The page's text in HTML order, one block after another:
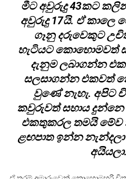
මීට අවුරුදු 43කට
අවුරුදු 17යි. ඒ
ගෑනු දරුවෙකුට
හැටියට කොහොමවත්
දැනුම ලබාගන්න
සලසාගන්න එකවත්
වුණේ නැහැ. අපිට
කවුරුවත් සහාය
එකතුකරල තමයි මේව
ළඟපාත ඉන්න නැන්දලා
අයියලා.